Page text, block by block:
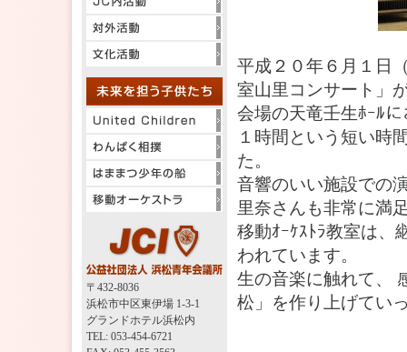
〒432-8036
浜松市中区東伊場 1-3-1
グランドホテル浜松内
TEL: 053-454-6721
平成２０年６月１日
室山里コンサート
会場の天竜壬生ﾎｰﾙ
１時間という短い時
た。
音響のいい施設での
里奈さんも非常に満
移動ｵｰｹｽﾄﾗ教室は、
われています。
生の音楽に触れて、
松」を作り上げてい